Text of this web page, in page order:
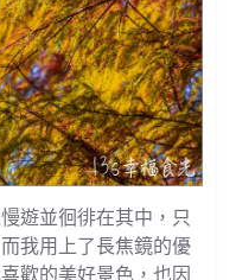
遊並徊徘在其中，只
我用上了長焦鏡的優
歡的美好景色，也因